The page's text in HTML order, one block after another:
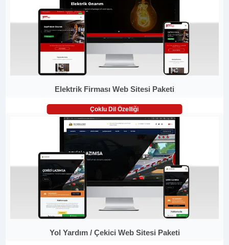
Elektrik Firması Web Sitesi Paketi
Çoklu Dil Özelliği
Yol Yardım / Çekici Web Sitesi Paketi